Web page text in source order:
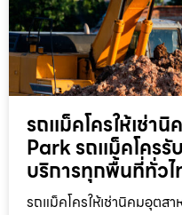
รถแม็คโครให้เช่า
Park รถแม็คโครรั
บริการทุกพื้นที่ทั่วไ
รถแม็คโครให้เช่านิคมอุตส